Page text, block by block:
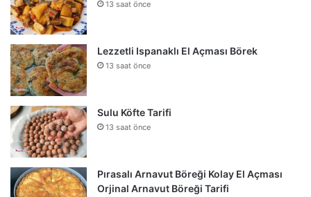
13 saat önce
Lezzetli Ispanaklı El Açması Börek
13 saat önce
Sulu Köfte Tarifi
13 saat önce
Pırasalı Arnavut Böreği Kolay El Açması
Orjinal Arnavut Böreği Tarifi